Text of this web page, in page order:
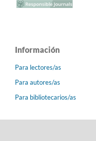
Información
Para lectores/as
Para autores/as
Para bibliotecarios/as